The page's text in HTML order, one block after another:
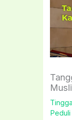
Peduli